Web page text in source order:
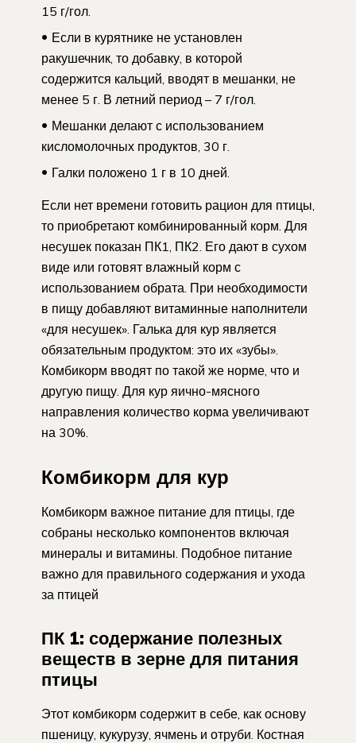
15 г/гол.
Если в курятнике не установлен
ракушечник, то добавку, в которой
содержится кальций, вводят в мешанки, не
менее 5 г. В летний период – 7 г/гол.
Мешанки делают с использованием
кисломолочных продуктов, 30 г.
Галки положено 1 г в 10 дней.
Если нет времени готовить рацион для птицы,
то приобретают комбинированный корм. Для
несушек показан ПК1, ПК2. Его дают в сухом
виде или готовят влажный корм с
использованием обрата. При необходимости
в пищу добавляют витаминные наполнители
«для несушек». Галька для кур является
обязательным продуктом: это их «зубы».
Комбикорм вводят по такой же норме, что и
другую пищу. Для кур яично-мясного
направления количество корма увеличивают
на 30%.
Комбикорм для кур
Комбикорм важное питание для птицы, где
собраны несколько компонентов включая
минералы и витамины. Подобное питание
важно для правильного содержания и ухода
за птицей
ПК 1: содержание полезных
веществ в зерне для питания
птицы
Этот комбикорм содержит в себе, как основу
пшеницу, кукурузу, ячмень и отруби. Костная